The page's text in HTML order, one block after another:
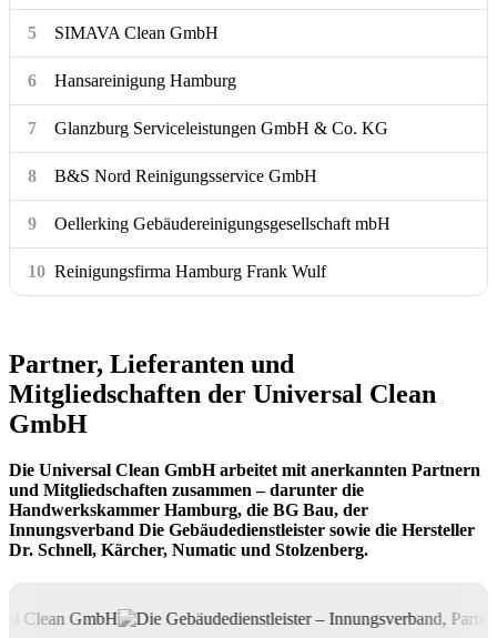
5 SIMAVA Clean GmbH
6 Hansareinigung Hamburg
7 Glanzburg Serviceleistungen GmbH & Co. KG
8 B&S Nord Reinigungsservice GmbH
9 Oellerking Gebäudereinigungsgesellschaft mbH
10 Reinigungsfirma Hamburg Frank Wulf
Partner, Lieferanten und
Mitgliedschaften der Universal Clean
GmbH
Die Universal Clean GmbH arbeitet mit anerkannten Partnern
und Mitgliedschaften zusammen – darunter die
Handwerkskammer Hamburg, die BG Bau, der
Innungsverband Die Gebäudedienstleister sowie die Hersteller
Dr. Schnell, Kärcher, Numatic und Stolzenberg.